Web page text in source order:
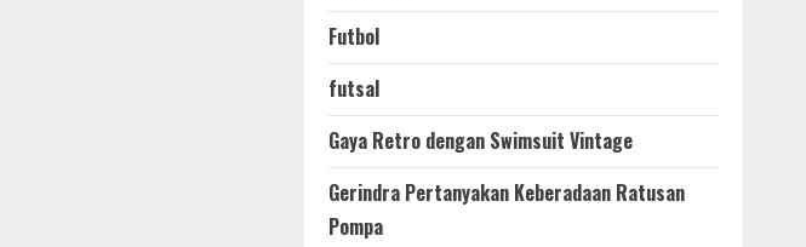
Futbol
futsal
Gaya Retro dengan Swimsuit Vintage
Gerindra Pertanyakan Keberadaan Ratusan
Pompa